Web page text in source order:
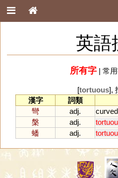
英語
所有字| 常
[tortuous],
漢字
詞類
彎
adj. curved
槃
adj.
蟠
adj.